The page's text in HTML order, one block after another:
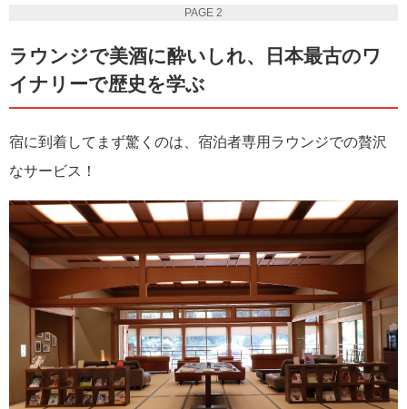
PAGE 2
ラウンジで美酒に酔いしれ、日本最古のワ
イナリーで歴史を学ぶ
宿に到着してまず驚くのは、宿泊者専用ラウンジでの贅沢
なサービス！